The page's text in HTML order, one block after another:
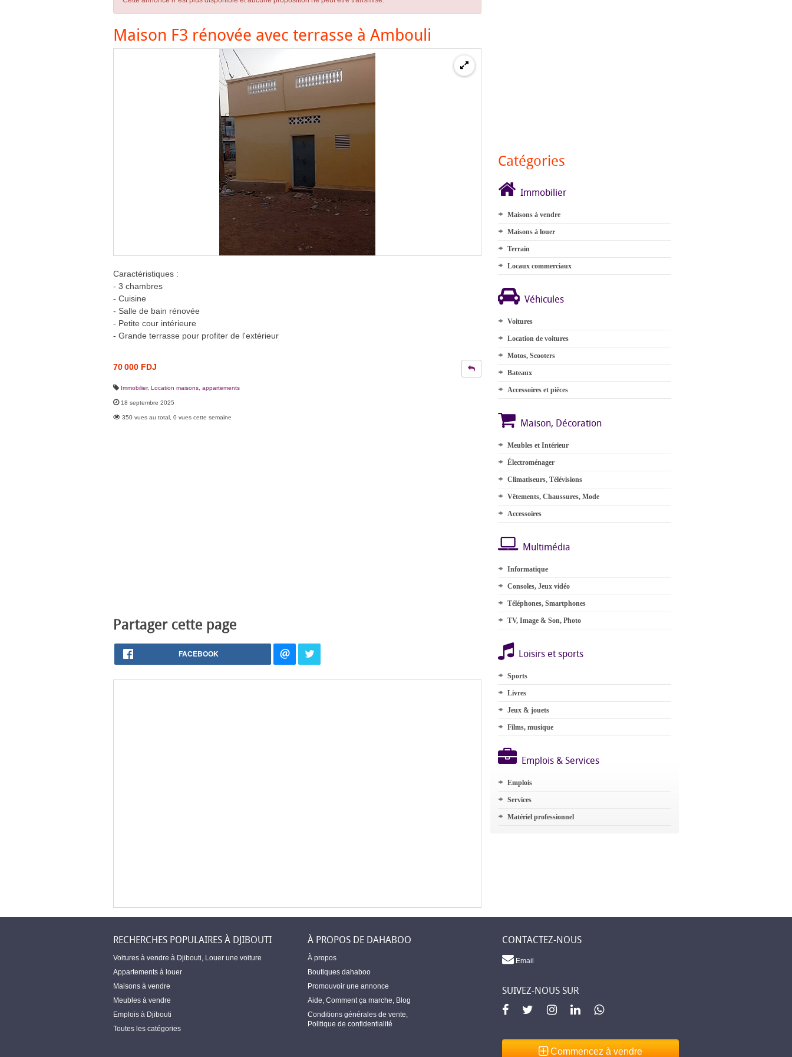
Maison F3 rénovée avec terrasse à Ambouli
Caractéristiques :
- 3 chambres
- Cuisine
- Salle de bain rénovée
- Petite cour intérieure
- Grande terrasse pour profiter de l'extérieur
70 000 FDJ
Immobilier, Location maisons, appartements
18 septembre 2025
350 vues au total, 0 vues cette semaine
Partager cette page
FACEBOOK
Catégories
Immobilier
Maisons à vendre
Maisons à louer
Terrain
Locaux commerciaux
Véhicules
Voitures
Location de voitures
Motos, Scooters
Bateaux
Accessoires et pièces
Maison, Décoration
Meubles et Intérieur
Électroménager
Climatiseurs, Télévisions
Vêtements, Chaussures, Mode
Accessoires
Multimédia
Informatique
Consoles, Jeux vidéo
Téléphones, Smartphones
TV, Image & Son, Photo
Loisirs et sports
Sports
Livres
Jeux & jouets
Films, musique
Emplois & Services
Emplois
Services
Matériel professionnel
RECHERCHES POPULAIRES À DJIBOUTI
Voitures à vendre à Djibouti Louer une voiture
Appartements à louer
Maisons à vendre
Meubles à vendre
Emplois à Djibouti
Toutes les catégories
À PROPOS DE DAHABOO
À propos
Boutiques dahaboo
Promouvoir une annonce
Aide Comment ça marche Blog
Conditions générales de vente
Politique de confidentialité
CONTACTEZ-NOUS
Email
SUIVEZ-NOUS SUR
Commencez à vendre